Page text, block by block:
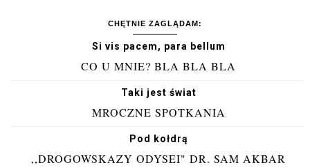
CHĘTNIE ZAGLĄDAM:
Si vis pacem, para bellum
CO U MNIE? BLA BLA BLA
Taki jest świat
MROCZNE SPOTKANIA
Pod kołdrą
,,DROGOWSKAZY ODYSEI" DR. SAM AKBAR